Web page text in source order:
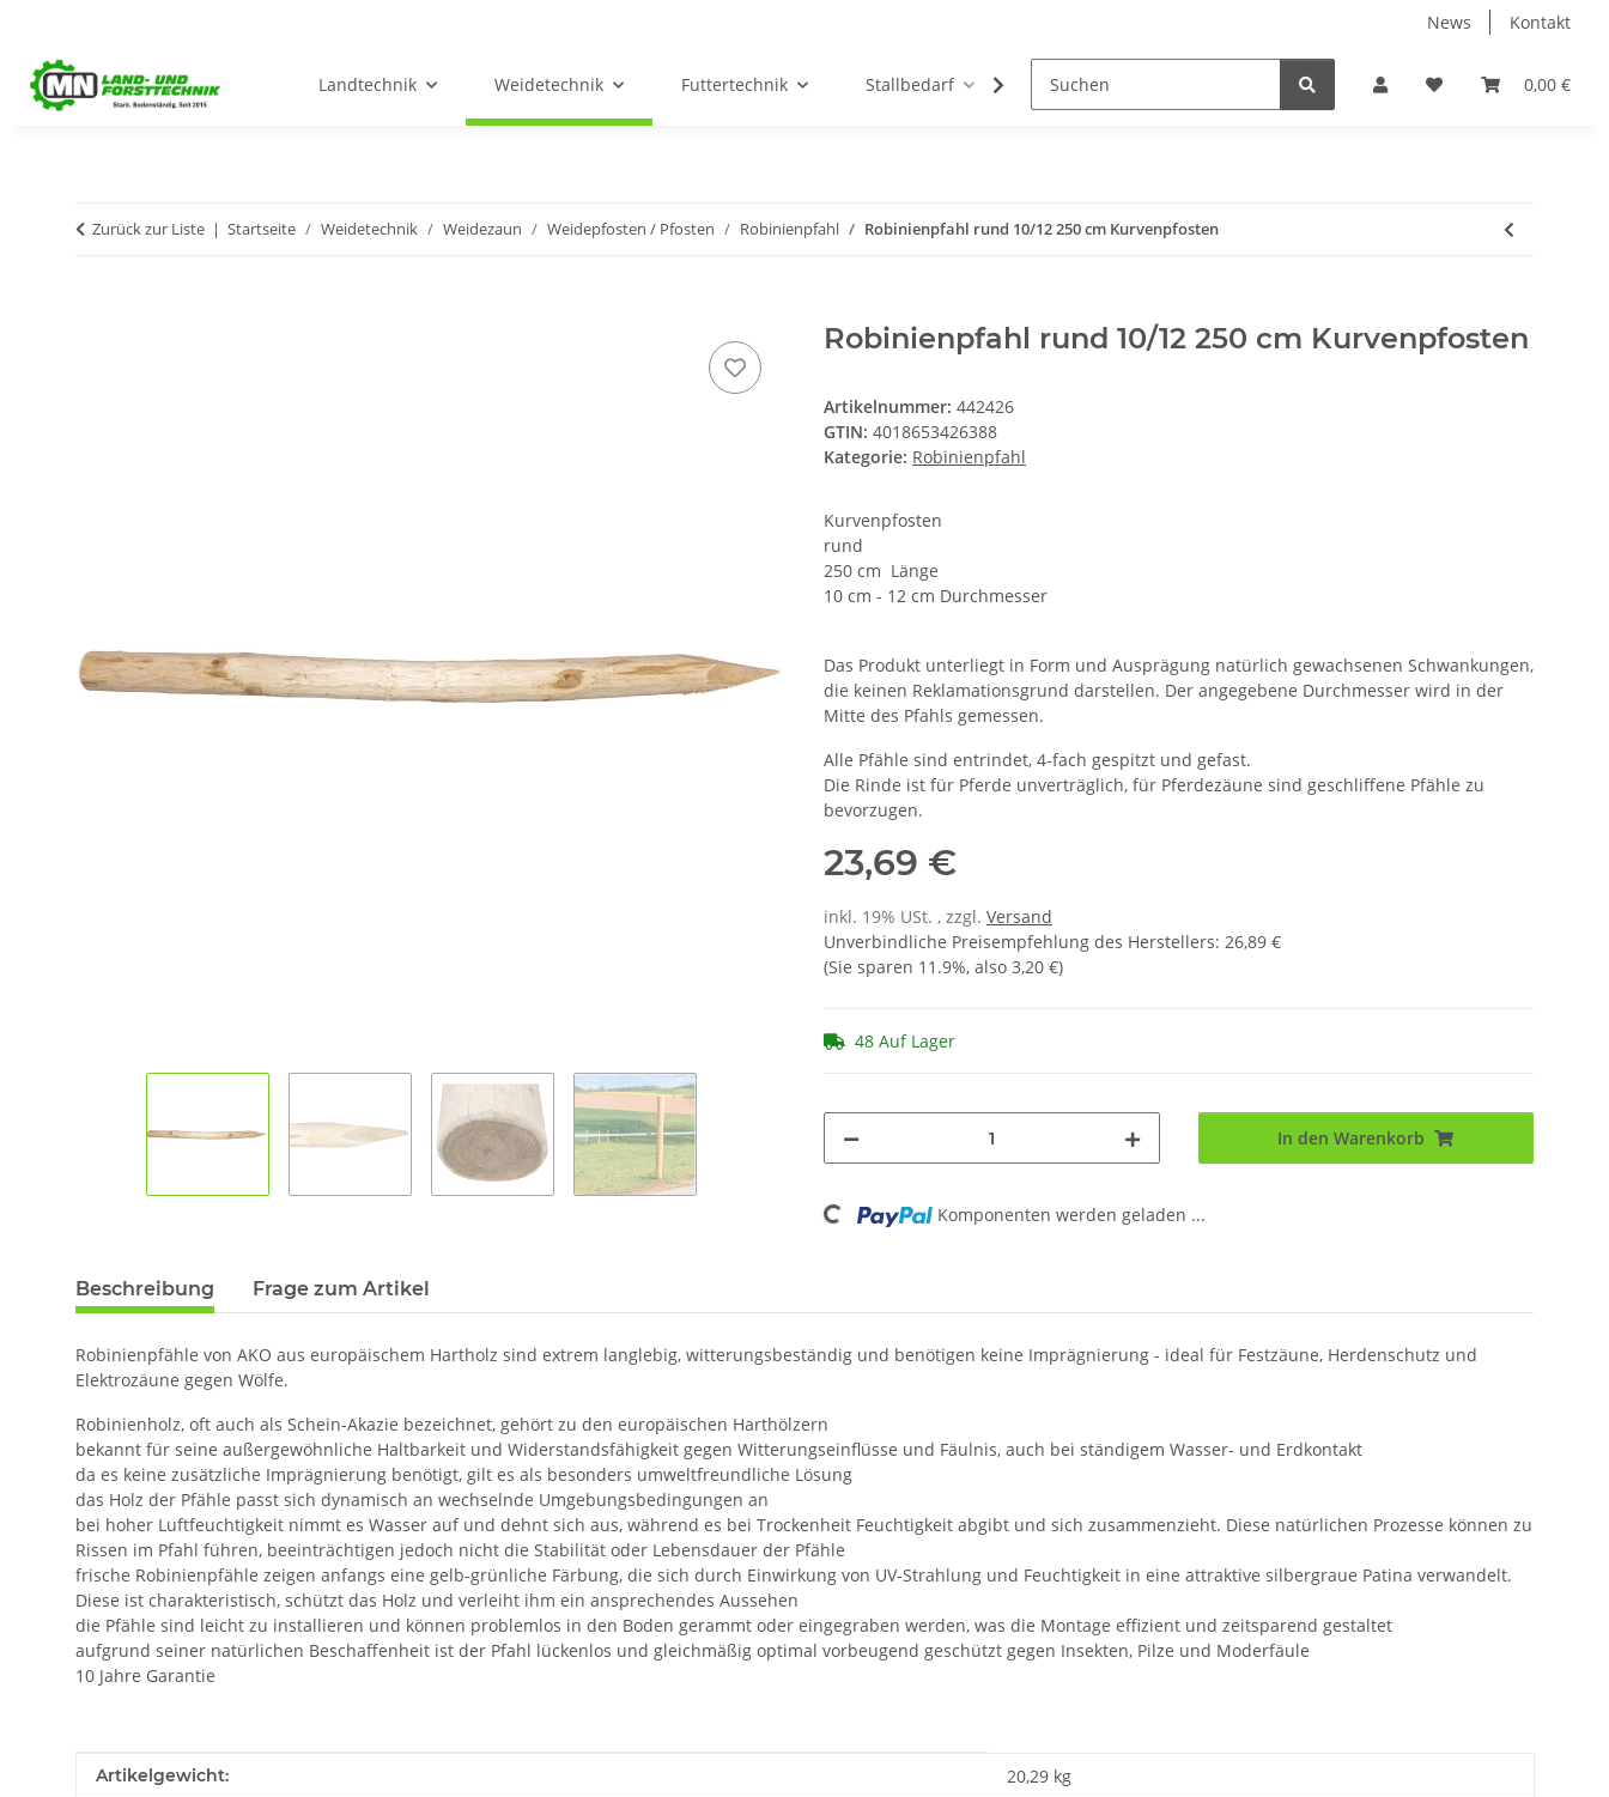
News Kontakt
0,00 €
Landtechnik Weidetechnik Futtertechnik Stallbedarf Holz/ Holzpelletts Jansen Produkte fertig montiert
Zurück zur Liste Startseite Weidetechnik Weidezaun Weidepfosten / Pfosten Robinienpfahl Robinienpfahl rund 10/12 250 cm Kurvenpfosten
Robinienpfahl rund 10/12 250 cm Kurvenpfosten
Artikelnummer: 442426
GTIN: 4018653426388
Kategorie: Robinienpfahl
Kurvenpfosten
rund
250 cm Länge
10 cm - 12 cm Durchmesser
Das Produkt unterliegt in Form und Ausprägung natürlich gewachsenen Schwankungen,
die keinen Reklamationsgrund darstellen. Der angegebene Durchmesser wird in der
Mitte des Pfahls gemessen.
Alle Pfähle sind entrindet, 4-fach gespitzt und gefast.
Die Rinde ist für Pferde unverträglich, für Pferdezäune sind geschliffene Pfähle zu
bevorzugen.
23,69 €
inkl. 19% USt. , zzgl. Versand
Unverbindliche Preisempfehlung des Herstellers: 26,89 €
(Sie sparen 11.9%, also 3,20 €)
48 Auf Lager
In den Warenkorb
Loading... Komponenten werden geladen ...
Beschreibung Frage zum Artikel
Robinienpfähle von AKO aus europäischem Hartholz sind extrem langlebig, witterungsbeständig und benötigen keine Imprägnierung - ideal für Festzäune, Herdenschutz und
Elektrozäune gegen Wölfe.
Robinienholz, oft auch als Schein-Akazie bezeichnet, gehört zu den europäischen Harthölzern
bekannt für seine außergewöhnliche Haltbarkeit und Widerstandsfähigkeit gegen Witterungseinflüsse und Fäulnis, auch bei ständigem Wasser- und Erdkontakt
da es keine zusätzliche Imprägnierung benötigt, gilt es als besonders umweltfreundliche Lösung
das Holz der Pfähle passt sich dynamisch an wechselnde Umgebungsbedingungen an
bei hoher Luftfeuchtigkeit nimmt es Wasser auf und dehnt sich aus, während es bei Trockenheit Feuchtigkeit abgibt und sich zusammenzieht. Diese natürlichen Prozesse können zu
Rissen im Pfahl führen, beeinträchtigen jedoch nicht die Stabilität oder Lebensdauer der Pfähle
frische Robinienpfähle zeigen anfangs eine gelb-grünliche Färbung, die sich durch Einwirkung von UV-Strahlung und Feuchtigkeit in eine attraktive silbergraue Patina verwandelt.
Diese ist charakteristisch, schützt das Holz und verleiht ihm ein ansprechendes Aussehen
die Pfähle sind leicht zu installieren und können problemlos in den Boden gerammt oder eingegraben werden, was die Montage effizient und zeitsparend gestaltet
aufgrund seiner natürlichen Beschaffenheit ist der Pfahl lückenlos und gleichmäßig optimal vorbeugend geschützt gegen Insekten, Pilze und Moderfäule
10 Jahre Garantie
Produkteigenschaft
Wert
Artikelgewicht: 20,29 kg